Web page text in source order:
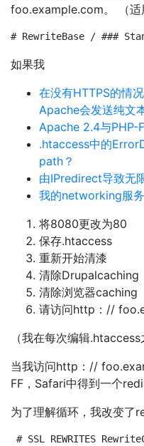
foo.example.com。 （适
# RewriteBase / ###
如果我
在没有HTTPS的情
Apache会发送纯文
Apache 2.4与PHP-
.htaccess中的
path？
由IPredirect导致无
我的networking服
将8080更改为80
保存.htaccess
重新开始清漆
清除Drupalcaching
清除浏览器caching
请访问http：//
（我在每次编辑
当我访问http：//
FF，Safari中得到一个
为了理解循环，我改变了
# SSL REWRITES